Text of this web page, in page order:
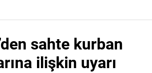
sahte kurban
ilişkin uyarı